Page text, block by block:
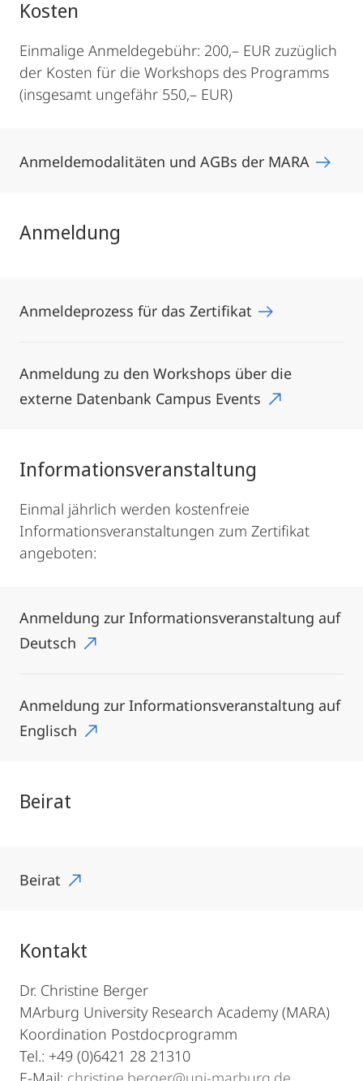
Kosten
Einmalige Anmeldegebühr: 200,– EUR zuzüglich
der Kosten für die Workshops des Programms
(insgesamt ungefähr 550,– EUR)
Anmeldemodalitäten und AGBs der MARA
Anmeldung
Anmeldeprozess für das Zertifikat
Anmeldung zu den Workshops über die
externe Datenbank Campus Events
Informationsveranstaltung
Einmal jährlich werden kostenfreie
Informationsveranstaltungen zum Zertifikat
angeboten:
Anmeldung zur Informationsveranstaltung auf
Deutsch
Anmeldung zur Informationsveranstaltung auf
Englisch
Beirat
Beirat
Kontakt
Dr. Christine Berger
MArburg University Research Academy (MARA)
Koordination Postdocprogramm
Tel.: +49 (0)6421 28 21310